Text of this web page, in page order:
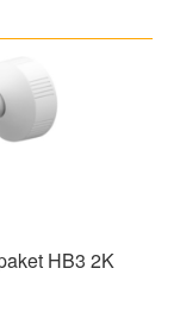
HB3 2K